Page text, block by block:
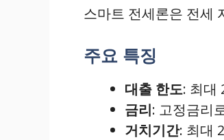
스마트 전세론은 전세
주요 특징
대출 한도: 최대
금리: 고정금리
거치기간: 최대